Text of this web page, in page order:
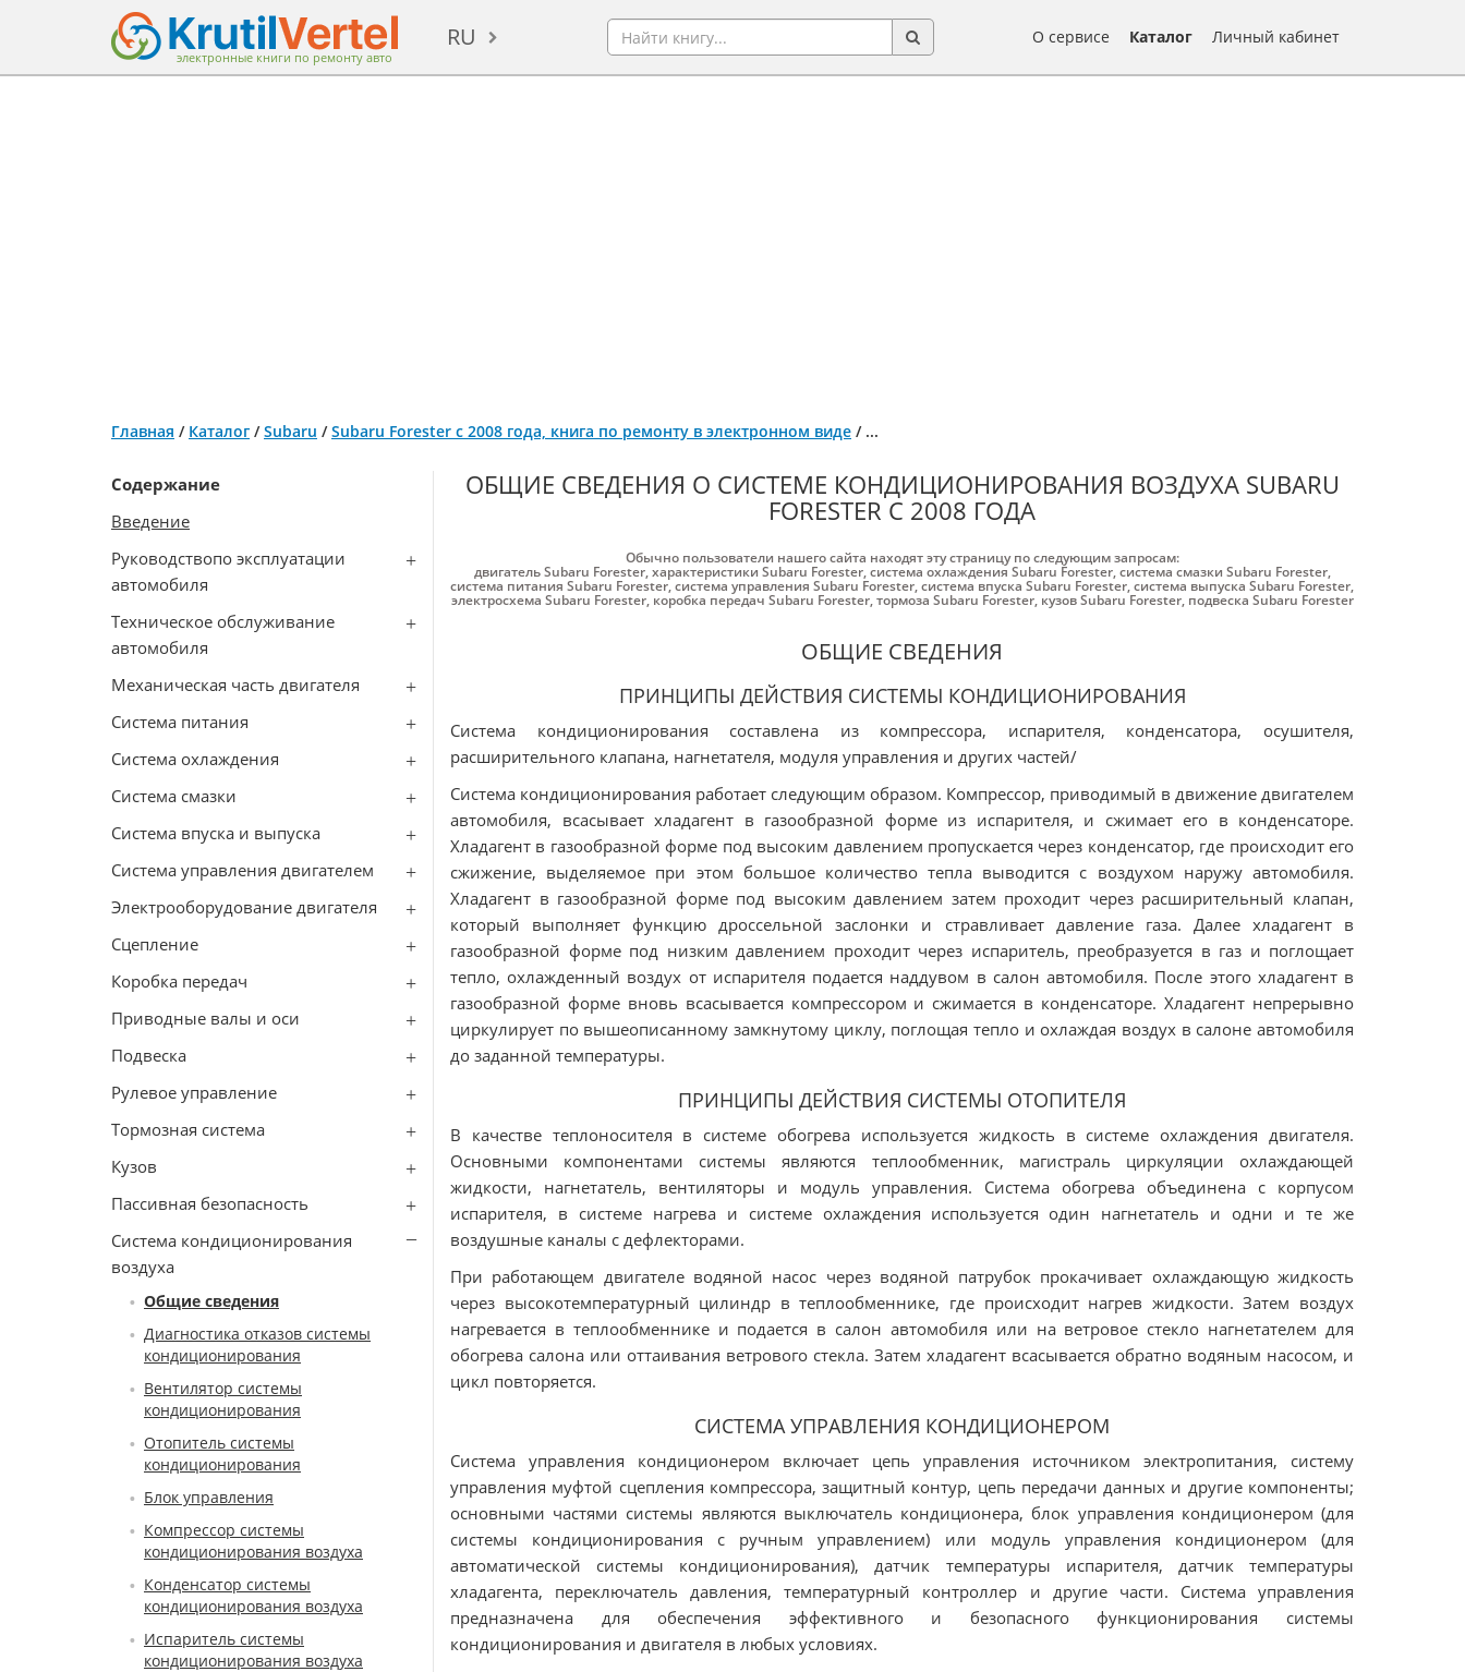
электронные книги по ремонту авто
RU О сервисе Каталог Личный кабинет
Главная / Каталог /Subaru /Subaru Forester с 2008 года, книга по ремонту в электронном виде / ...
Содержание
Введение
Руководствопо эксплуатации
автомобиля
Техническое обслуживание
автомобиля
Механическая часть двигателя
Система питания
Система охлаждения
Система смазки
Система впуска и выпуска
Система управления двигателем
Электрооборудование двигателя
Сцепление
Коробка передач
Приводные валы и оси
Подвеска
Рулевое управление
Тормозная система
Кузов
Пассивная безопасность
Система кондиционирования
воздуха
Общие сведения
Диагностика отказов системы
кондиционирования
Вентилятор системы
кондиционирования
Отопитель системы
кондиционирования
Блок управления
Компрессор системы
кондиционирования воздуха
Конденсатор системы
кондиционирования воздуха
Испаритель системы
кондиционирования воздуха
ОБЩИЕ СВЕДЕНИЯ О СИСТЕМЕ КОНДИЦИОНИРОВАНИЯ ВОЗДУХА SUBARU
FORESTER С 2008 ГОДА
Обычно пользователи нашего сайта находят эту страницу по следующим запросам:
двигатель Subaru Forester,характеристики Subaru Forester,система охлаждения Subaru Forester,система смазки Subaru Forester,
система питания Subaru Forester,система управления Subaru Forester,система впуска Subaru Forester,система выпуска Subaru Forester,
электросхема Subaru Forester, коробка передач Subaru Forester,тормоза Subaru Forester, кузов Subaru Forester, подвеска Subaru Forester
ОБЩИЕ СВЕДЕНИЯ
ПРИНЦИПЫ ДЕЙСТВИЯ СИСТЕМЫ КОНДИЦИОНИРОВАНИЯ
Система кондиционирования составлена из компрессора, испарителя, конденсатора, осушителя,
расширительного клапана, нагнетателя, модуля управления и других частей/
Система кондиционирования работает следующим образом. Компрессор, приводимый в движение двигателем
автомобиля, всасывает хладагент в газообразной форме из испарителя, и сжимает его в конденсаторе.
Хладагент в газообразной форме под высоким давлением пропускается через конденсатор, где происходит его
сжижение, выделяемое при этом большое количество тепла выводится с воздухом наружу автомобиля.
Хладагент в газообразной форме под высоким давлением затем проходит через расширительный клапан,
который выполняет функцию дроссельной заслонки и стравливает давление газа. Далее хладагент в
газообразной форме под низким давлением проходит через испаритель, преобразуется в газ и поглощает
тепло, охлажденный воздух от испарителя подается наддувом в салон автомобиля. После этого хладагент в
газообразной форме вновь всасывается компрессором и сжимается в конденсаторе. Хладагент непрерывно
циркулирует по вышеописанному замкнутому циклу, поглощая тепло и охлаждая воздух в салоне автомобиля
до заданной температуры.
ПРИНЦИПЫ ДЕЙСТВИЯ СИСТЕМЫ ОТОПИТЕЛЯ
В качестве теплоносителя в системе обогрева используется жидкость в системе охлаждения двигателя.
Основными компонентами системы являются теплообменник, магистраль циркуляции охлаждающей
жидкости, нагнетатель, вентиляторы и модуль управления. Система обогрева объединена с корпусом
испарителя, в системе нагрева и системе охлаждения используется один нагнетатель и одни и те же
воздушные каналы с дефлекторами.
При работающем двигателе водяной насос через водяной патрубок прокачивает охлаждающую жидкость
через высокотемпературный цилиндр в теплообменнике, где происходит нагрев жидкости. Затем воздух
нагревается в теплообменнике и подается в салон автомобиля или на ветровое стекло нагнетателем для
обогрева салона или оттаивания ветрового стекла. Затем хладагент всасывается обратно водяным насосом, и
цикл повторяется.
СИСТЕМА УПРАВЛЕНИЯ КОНДИЦИОНЕРОМ
Система управления кондиционером включает цепь управления источником электропитания, систему
управления муфтой сцепления компрессора, защитный контур, цепь передачи данных и другие компоненты;
основными частями системы являются выключатель кондиционера, блок управления кондиционером (для
системы кондиционирования с ручным управлением) или модуль управления кондиционером (для
автоматической системы кондиционирования), датчик температуры испарителя, датчик температуры
хладагента, переключатель давления, температурный контроллер и другие части. Система управления
предназначена для обеспечения эффективного и безопасного функционирования системы
кондиционирования и двигателя в любых условиях.